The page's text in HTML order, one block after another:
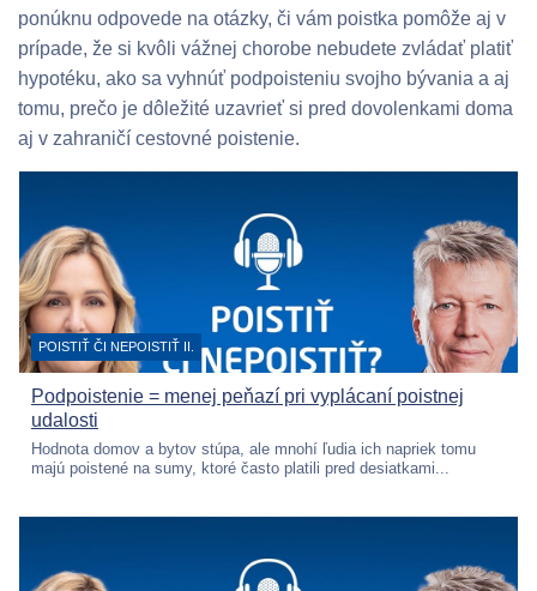
ponúknu odpovede na otázky, či vám poistka pomôže aj v
prípade, že si kvôli vážnej chorobe nebudete zvládať platiť
hypotéku, ako sa vyhnúť podpoisteniu svojho bývania a aj
tomu, prečo je dôležité uzavrieť si pred dovolenkami doma
aj v zahraničí cestovné poistenie.
KATEGÓRIA:
POISTIŤ ČI NEPOISTIŤ II.
Podpoistenie = menej peňazí pri vyplácaní poistnej
udalosti
Hodnota domov a bytov stúpa, ale mnohí ľudia ich napriek tomu
majú poistené na sumy, ktoré často platili pred desiatkami...